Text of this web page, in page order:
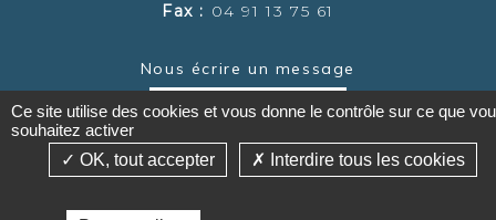
Fax : 04 91 13 75 61
Nous écrire un message
Cliquer ici
Ce site utilise des cookies et vous donne le contrôle sur ce que
souhaitez activer
OK, tout accepter
Interdire tous les cookies